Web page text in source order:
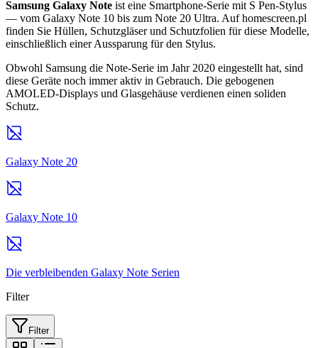
Samsung Galaxy Note ist eine Smartphone-Serie mit S Pen-Stylus
— vom Galaxy Note 10 bis zum Note 20 Ultra. Auf homescreen.pl
finden Sie Hüllen, Schutzgläser und Schutzfolien für diese Modelle,
einschließlich einer Aussparung für den Stylus.
Obwohl Samsung die Note-Serie im Jahr 2020 eingestellt hat, sind
diese Geräte noch immer aktiv in Gebrauch. Die gebogenen
AMOLED-Displays und Glasgehäuse verdienen einen soliden
Schutz.
Galaxy Note 20
Galaxy Note 10
Die verbleibenden Galaxy Note Serien
Filter
Filter